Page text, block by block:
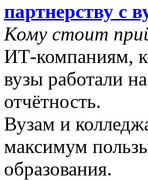
партнерству с
Кому стоит
ИТ-компаниям,
вузы работали
отчётность.
Вузам и
максимум
образования.